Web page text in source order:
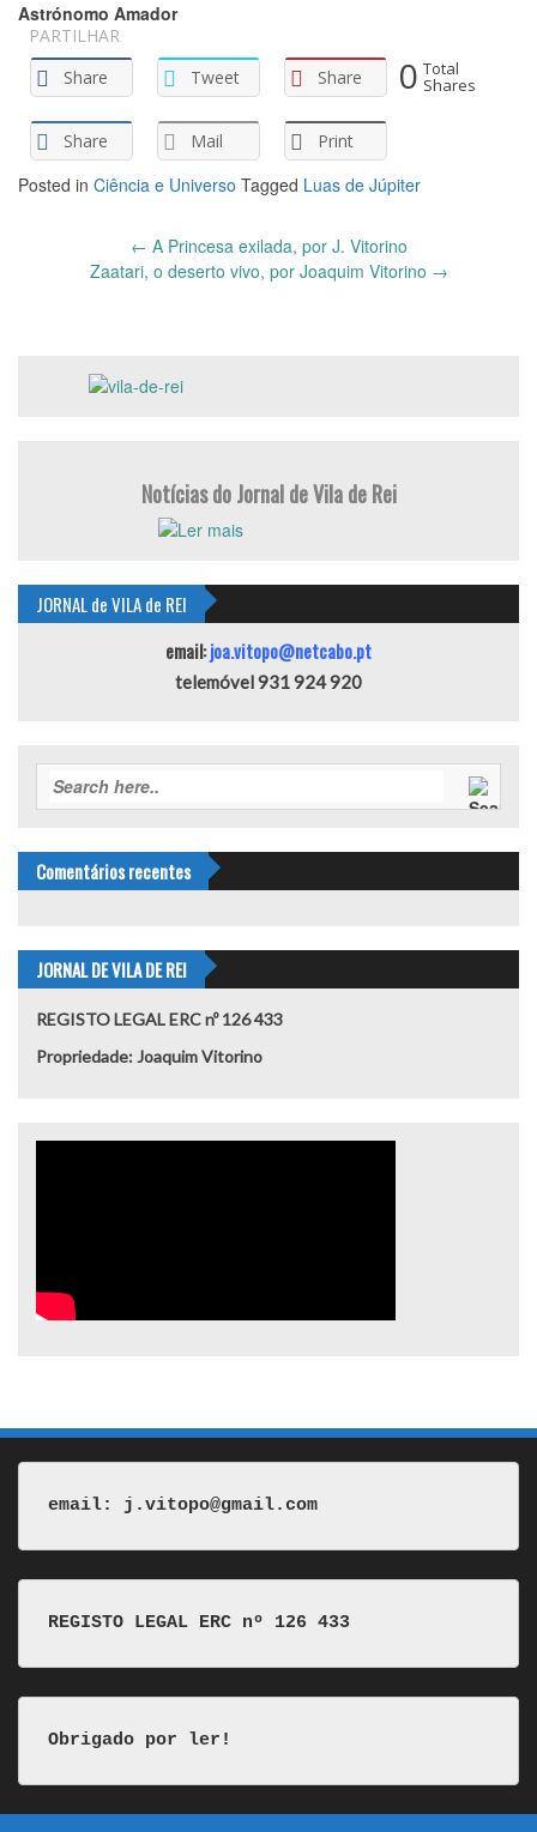
Astrónomo Amador
PARTILHAR
Share
Tweet Share
Share Mail Print
0 Total
Shares
Posted in Ciência e Universo Tagged Luas de Júpiter
navigation
← A Princesa exilada, por J. Vitorino
Zaatari, o deserto vivo, por Joaquim Vitorino →
Notícias do Jornal de Vila de Rei
JORNAL de VILA de REI
email:joa.vitopo@netcabo.pt
telemóvel 931 924 920
Comentários recentes
JORNAL DE VILA DE REI
REGISTO LEGAL ERC nº 126 433
Propriedade: Joaquim Vitorino
email: j.vitopo@gmail.com
REGISTO LEGAL ERC nº 126 433
Obrigado por ler!